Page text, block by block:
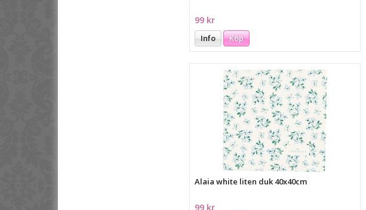
99 kr
Info Köp
Alaia white liten duk 40x40cm
99 kr